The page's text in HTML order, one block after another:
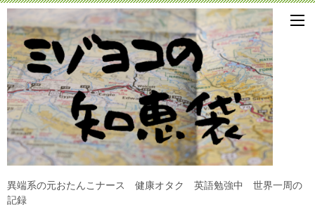
異端系の元おたんこナース 健康オタク 英語勉強中 世界一周の
記録